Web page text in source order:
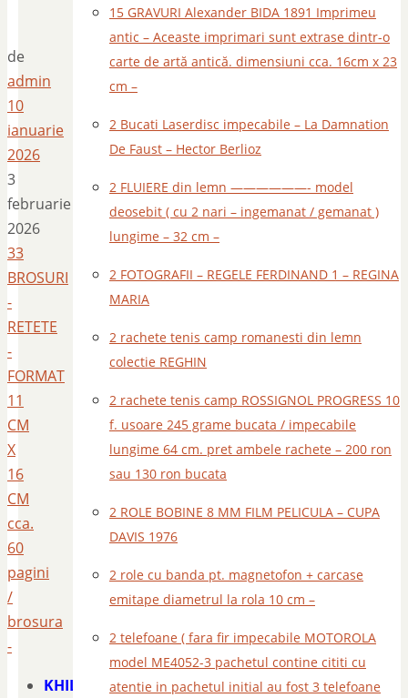
de
admin
10
ianuarie
2026
3
februarie
2026
33
BROSURI
-
RETETE
-
FORMAT
11
CM
X
16
CM
cca.
60
pagini
/
brosura
-
KHILIPIR
15 GRAVURI Alexander BIDA 1891 Imprimeu
antic – Aceaste imprimari sunt extrase dintr-o
carte de artă antică. dimensiuni cca. 16cm x 23
cm –
2 Bucati Laserdisc impecabile – La Damnation
De Faust – Hector Berlioz
2 FLUIERE din lemn ——————- model
deosebit ( cu 2 nari – ingemanat / gemanat )
lungime – 32 cm –
2 FOTOGRAFII – REGELE FERDINAND 1 – REGINA
MARIA
2 rachete tenis camp romanesti din lemn
colectie REGHIN
2 rachete tenis camp ROSSIGNOL PROGRESS 10
f. usoare 245 grame bucata / impecabile
lungime 64 cm. pret ambele rachete – 200 ron
sau 130 ron bucata
2 ROLE BOBINE 8 MM FILM PELICULA – CUPA
DAVIS 1976
2 role cu banda pt. magnetofon + carcase
emitape diametrul la rola 10 cm –
2 telefoane ( fara fir impecabile MOTOROLA
model ME4052-3 pachetul contine cititi cu
atentie in pachetul initial au fost 3 telefoane